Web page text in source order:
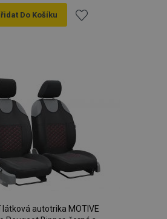
Do Košíku
autotrika MOTIVE